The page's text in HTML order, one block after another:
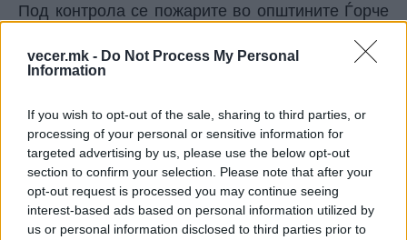
vecer.mk - Do Not Process My Personal
Information
If you wish to opt-out of the sale, sharing to third parties, or
processing of your personal or sensitive information for
targeted advertising by us, please use the below opt-out
section to confirm your selection. Please note that after your
opt-out request is processed you may continue seeing
interest-based ads based on personal information utilized by
us or personal information disclosed to third parties prior to
Под контрола се пожарите во општините Ѓорче
во село Бардовци (ниска вегетација), а
локализиран е пожарот во Градска депонија
© Vecer.mk, правата за текстот се на редакцијата
ДВАЈЦА МАКЕДОНЦИ НА ЦРНАТА
ЛИСТА НА АЛБАНИЈА - Прогласени
за персона нон грата